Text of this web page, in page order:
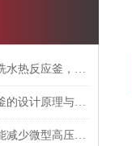
为什么需要定期清洗水热反应釜，原因如下
实验室全自动反应釜的设计原理与过程控制技术解析
遵守操作规范，才能减少微型高压反应釜漏气现象